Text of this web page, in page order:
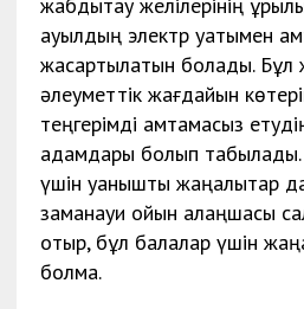
ауылдың электр қуатымен
жақсартылатын болады.
әлеуметтік жағдайын
теңгерімді қамтамасыз
қадамдары болып
үшін қуанышты жаңалықтар
заманауи ойын алаңшасы
отыр, бұл балалар үшін
болмақ.